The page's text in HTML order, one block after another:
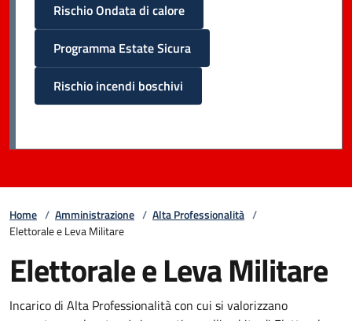
Rischio Ondata di calore
Programma Estate Sicura
Rischio incendi boschivi
Home / Amministrazione / Alta Professionalità /
Elettorale e Leva Militare
Elettorale e Leva Militare
Incarico di Alta Professionalità con cui si valorizzano